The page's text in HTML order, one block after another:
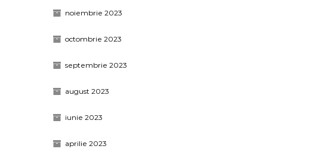
noiembrie 2023
octombrie 2023
septembrie 2023
august 2023
iunie 2023
aprilie 2023